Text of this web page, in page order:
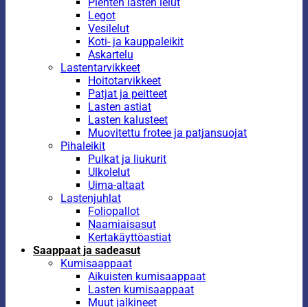
Legot
Vesilelut
Koti- ja kauppaleikit
Askartelu
Lastentarvikkeet
Hoitotarvikkeet
Patjat ja peitteet
Lasten astiat
Lasten kalusteet
Muovitettu frotee ja patjansuojat
Pihaleikit
Pulkat ja liukurit
Ulkolelut
Uima-altaat
Lastenjuhlat
Foliopallot
Naamiaisasut
Kertakäyttöastiat
Saappaat ja sadeasut
Kumisaappaat
Aikuisten kumisaappaat
Lasten kumisaappaat
Muut jalkineet